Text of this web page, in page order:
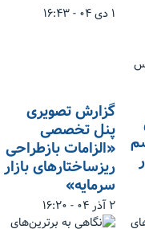
۱ دی ۰۴ - ۱۶:۴۳
گزارش تصویری
پنل تخصصی
«الزامات بازطراحی
ریزساختارهای بازار
سرمایه»
۲ آذر ۰۴ - ۱۶:۲۰